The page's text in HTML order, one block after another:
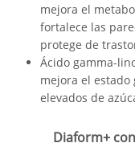
mejora el
fortalece las
protege de
Ácido gamma-
mejora el estado
elevados de
Diaform+